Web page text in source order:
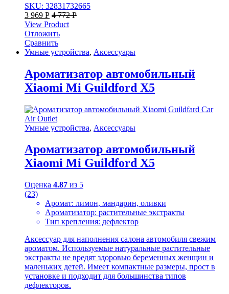
SKU: 32831732665
3 969 Р 4 772Р
View Product
Отложить
Сравнить
Умные устройства, Аксессуары
Ароматизатор автомобильный
Xiaomi Mi Guildford X5
Умные устройства, Аксессуары
Ароматизатор автомобильный
Xiaomi Mi Guildford X5
Оценка 4.87 из 5
(23)
Аромат: лимон, мандарин, оливки
Ароматизатор: растительные экстракты
Тип крепления: дефлектор
Аксессуар для наполнения салона автомобиля свежим
ароматом. Используемые натуральные растительные
экстракты не вредят здоровью беременных женщин и
маленьких детей. Имеет компактные размеры, прост в
установке и подходит для большинства типов
дефлекторов.